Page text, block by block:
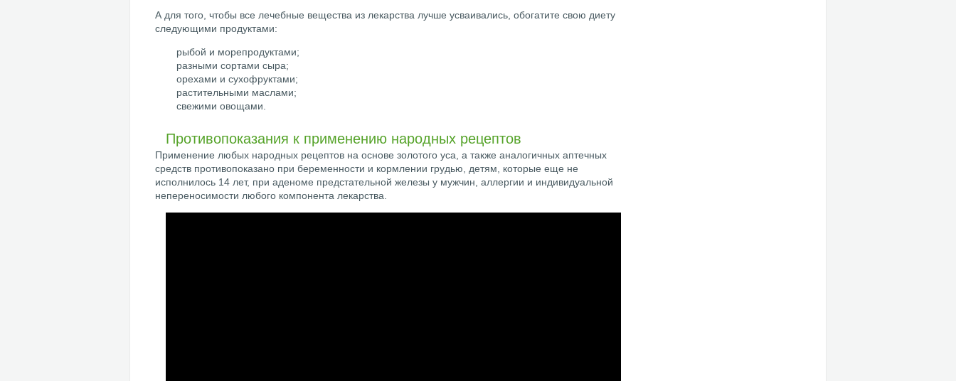
А для того, чтобы все лечебные вещества из лекарства лучше усваивались, обогатите свою диету
следующими продуктами:
рыбой и морепродуктами;
разными сортами сыра;
орехами и сухофруктами;
растительными маслами;
свежими овощами.
Противопоказания к применению народных рецептов
Применение любых народных рецептов на основе золотого уса, а также аналогичных аптечных
средств противопоказано при беременности и кормлении грудью, детям, которые еще не
исполнилось 14 лет, при аденоме предстательной железы у мужчин, аллергии и индивидуальной
непереносимости любого компонента лекарства.